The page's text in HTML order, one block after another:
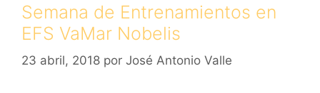
Semana de Entrenamientos en
EFS VaMar Nobelis
23 abril, 2018 por José Antonio Valle